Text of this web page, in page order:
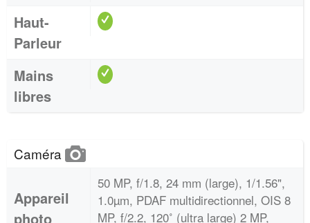
Haut-
Parleur
Mains
libres
Caméra
Appareil
photo
50 MP, f/1.8, 24 mm (large), 1/1.56",
1.0µm, PDAF multidirectionnel, OIS 8
MP, f/2.2, 120˚ (ultra large) 2 MP,